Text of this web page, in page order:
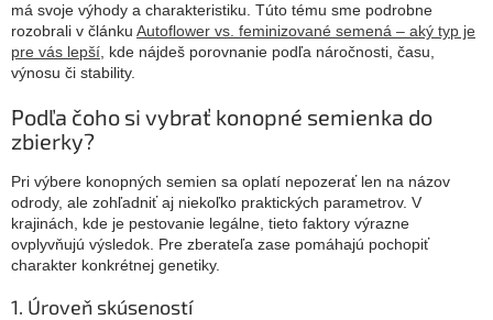
má svoje výhody a charakteristiku. Túto tému sme podrobne
rozobrali v článku Autoflower vs. feminizované semená – aký typ je
pre vás lepší , kde nájdeš porovnanie podľa náročnosti, času,
výnosu či stability.
Podľa čoho si vybrať konopné semienka do
zbierky?
Pri výbere konopných semien sa oplatí nepozerať len na názov
odrody, ale zohľadniť aj niekoľko praktických parametrov. V
krajinách, kde je pestovanie legálne, tieto faktory výrazne
ovplyvňujú výsledok. Pre zberateľa zase pomáhajú pochopiť
charakter konkrétnej genetiky.
1. Úroveň skúseností